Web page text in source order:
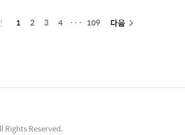
페
1 2 3 4 ··· 109 다음
Reserved.